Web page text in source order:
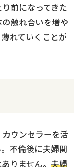
前になってきた
触れ合いを増や
れていくことが
ウンセラーを活
不倫後に夫婦関
りません。 夫婦
弁護士を探す